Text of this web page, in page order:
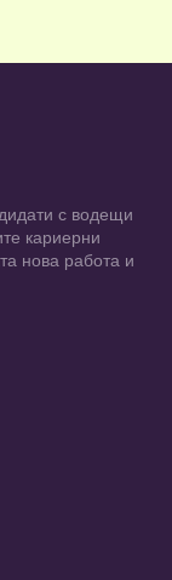
с водещи
кариерни
нова работа и